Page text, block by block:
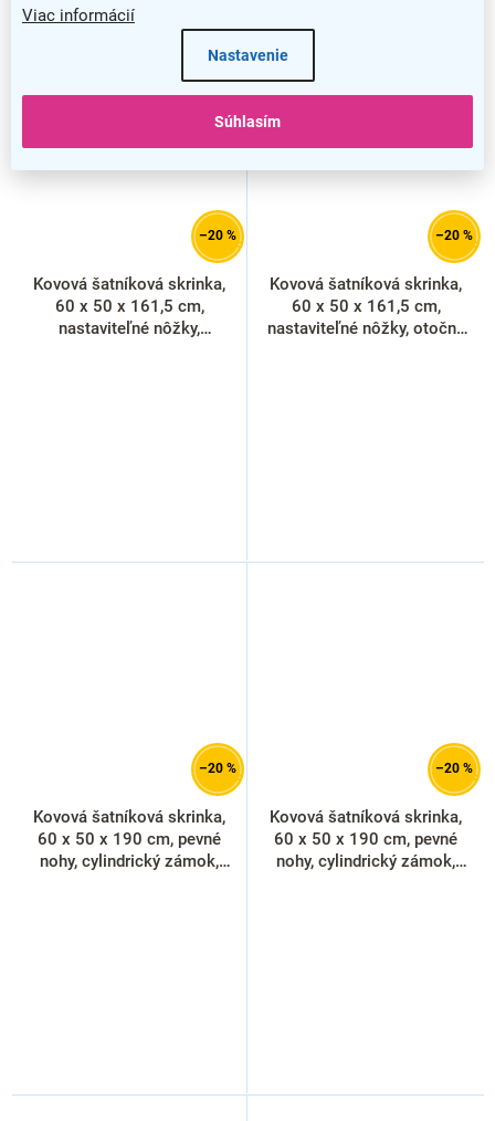
Viac informácií
Nastavenie
Súhlasím
–20 %
Kovová šatníková skrinka,
60 x 50 x 161,5 cm,
nastaviteľné nôžky,
–20 %
Kovová šatníková skrinka,
60 x 50 x 161,5 cm,
nastaviteľné nôžky, otočný
–20 %
Kovová šatníková skrinka,
60 x 50 x 190 cm, pevné
nohy, cylindrický zámok,
–20 %
Kovová šatníková skrinka,
60 x 50 x 190 cm, pevné
nohy, cylindrický zámok,